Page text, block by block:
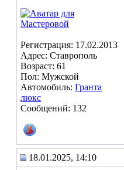
Регистрация: 17.02.2013
Адрес: Ставрополь
Возраст: 61
Пол: Мужской
Автомобиль: Гранта
люкс
Сообщений: 132
18.01.2025, 14:10